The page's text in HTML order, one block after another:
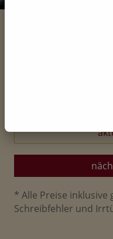
* Alle Preise inklusive
Schreibfehler und